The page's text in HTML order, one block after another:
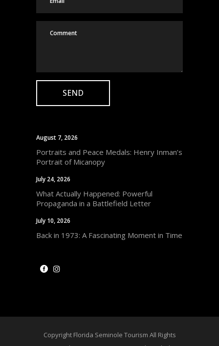
August 7, 2026
Portraits and Peace Medals: Henry Inman’s
Portrait of Micanopy
July 24, 2026
What Actually Happened: Powerful
Propaganda in a Battlefield Letter
July 10, 2026
Back in 1973: A Fascinating Moment in Time
Copyright Florida Seminole Tourism All Rights